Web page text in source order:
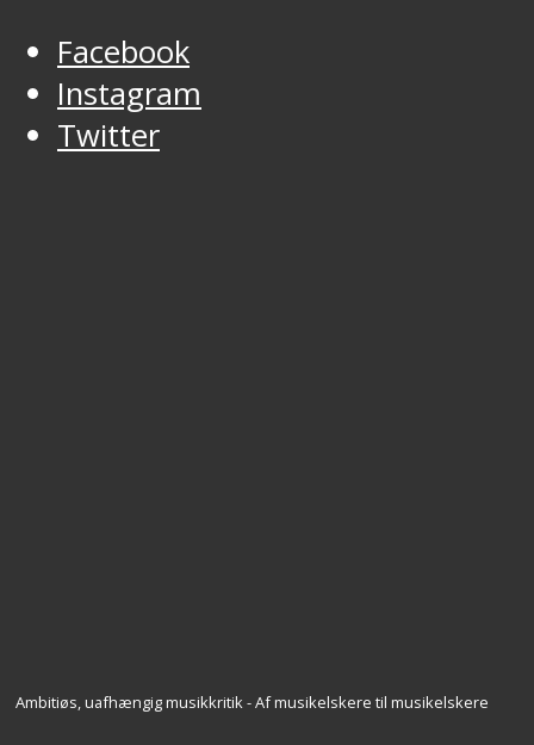
Facebook
Instagram
Twitter
Ambitiøs, uafhængig musikkritik - Af musikelskere til musikelskere